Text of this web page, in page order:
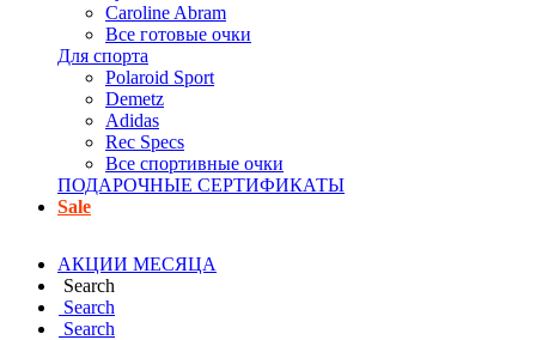
Caroline Abram
Все готовые очки
Для спорта
Polaroid Sport
Demetz
Adidas
Rec Specs
Все спортивные очки
ПОДАРОЧНЫЕ СЕРТИФИКАТЫ
Sale
АКЦИИ МЕСЯЦА
Search
Search
Search